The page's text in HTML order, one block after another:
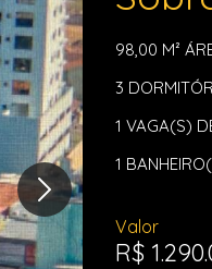
98,00 M²
3
1 VAGA(S)
1
Valor
R$